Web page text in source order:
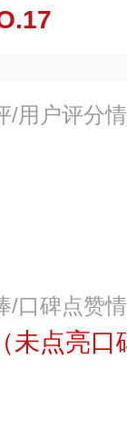
/用户评分
/口碑点赞
（未点亮